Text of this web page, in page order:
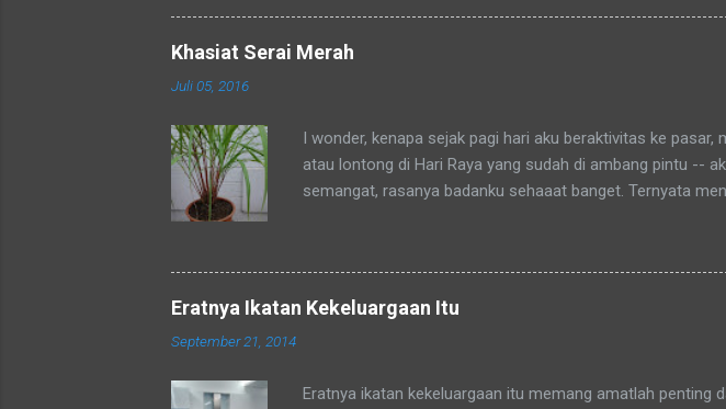
dengan sebutan bunda. Sebenarnya ada cerita yang
mengenalku dengan sebutan bunda , sampai-sampai Pak
Khasiat Serai Merah
Juli 05, 2016
I wonder, kenapa sejak pagi hari aku beraktivitas ke
atau lontong di Hari Raya yang sudah di ambang pintu --
semangat, rasanya badanku sehaaat banget. Ternyata
Eratnya Ikatan Kekeluargaan Itu
September 21, 2014
Eratnya ikatan kekeluargaan itu memang amatlah penting